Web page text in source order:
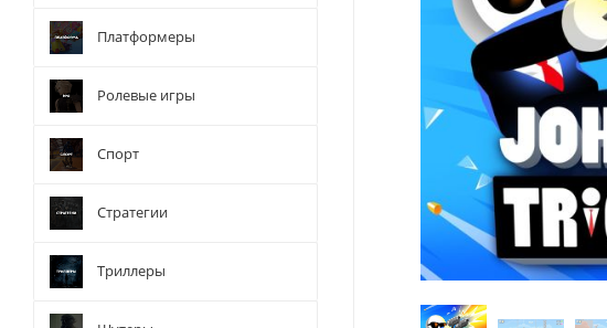
Платформеры
Ролевые игры
Спорт
Стратегии
Триллеры